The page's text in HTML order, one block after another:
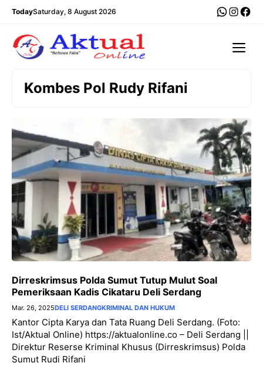
Langsung
TodaySaturday, 8 August 2026
Kombes Pol Rudy Rifani
Dirreskrimsus Polda Sumut Tutup Mulut Soal
Pemeriksaan Kadis Cikataru Deli Serdang
Mar. 26, 2025DELI SERDANGKRIMINAL DAN HUKUM
Kantor Cipta Karya dan Tata Ruang Deli Serdang. (Foto:
Ist/Aktual Online) https://aktualonline.co – Deli Serdang ||
Direktur Reserse Kriminal Khusus (Dirreskrimsus) Polda
Sumut Rudi Rifani